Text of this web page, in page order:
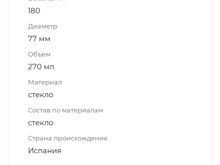
180
Диаметр
77 мм
Объем
270 мл
Материал
стекло
Состав по материалам
стекло
Страна происхождения
Испания